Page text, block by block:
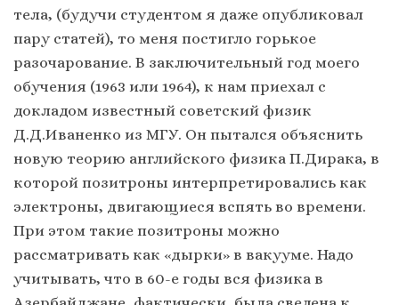
тела, (будучи студентом я даже опубликовал
пару статей), то меня постигло горькое
разочарование. В заключительный год моего
обучения (1963 или 1964), к нам приехал с
докладом известный советский физик
Д.Д.Иваненко из МГУ. Он пытался объяснить
новую теорию английского физика П.Дирака, в
которой позитроны интерпретировались как
электроны, двигающиеся вспять во времени.
При этом такие позитроны можно
рассматривать как «дырки» в вакууме. Надо
учитывать, что в 60-е годы вся физика в